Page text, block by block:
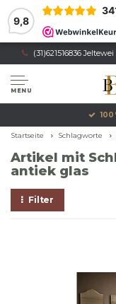
9,8
(31)621516836
MENU
Startseite Schlagworte
Artikel mit
antiek glas
Filter